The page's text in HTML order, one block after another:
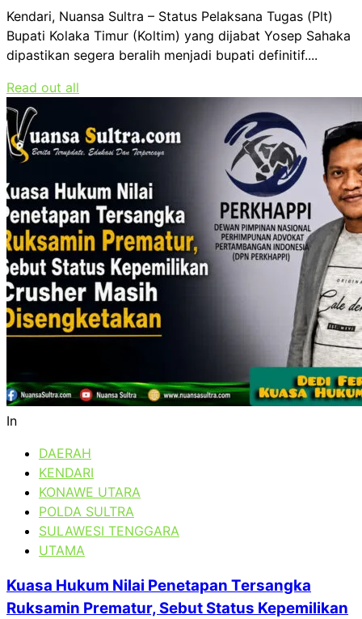
Kendari, Nuansa Sultra – Status Pelaksana Tugas (Plt)
Bupati Kolaka Timur (Koltim) yang dijabat Yosep Sahaka
dipastikan segera beralih menjadi bupati definitif....
Read out all
In
DAERAH
KENDARI
KONAWE UTARA
POLDA SULTRA
SULAWESI TENGGARA
UTAMA
Kuasa Hukum Nilai Penetapan Tersangka
Ruksamin Prematur, Sebut Status Kepemilikan